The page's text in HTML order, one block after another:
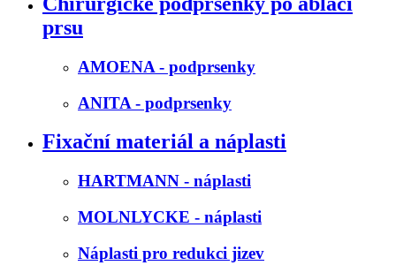
prsu
AMOENA - podprsenky
ANITA - podprsenky
Fixační materiál a náplasti
HARTMANN - náplasti
MOLNLYCKE - náplasti
Náplasti pro redukci jizev